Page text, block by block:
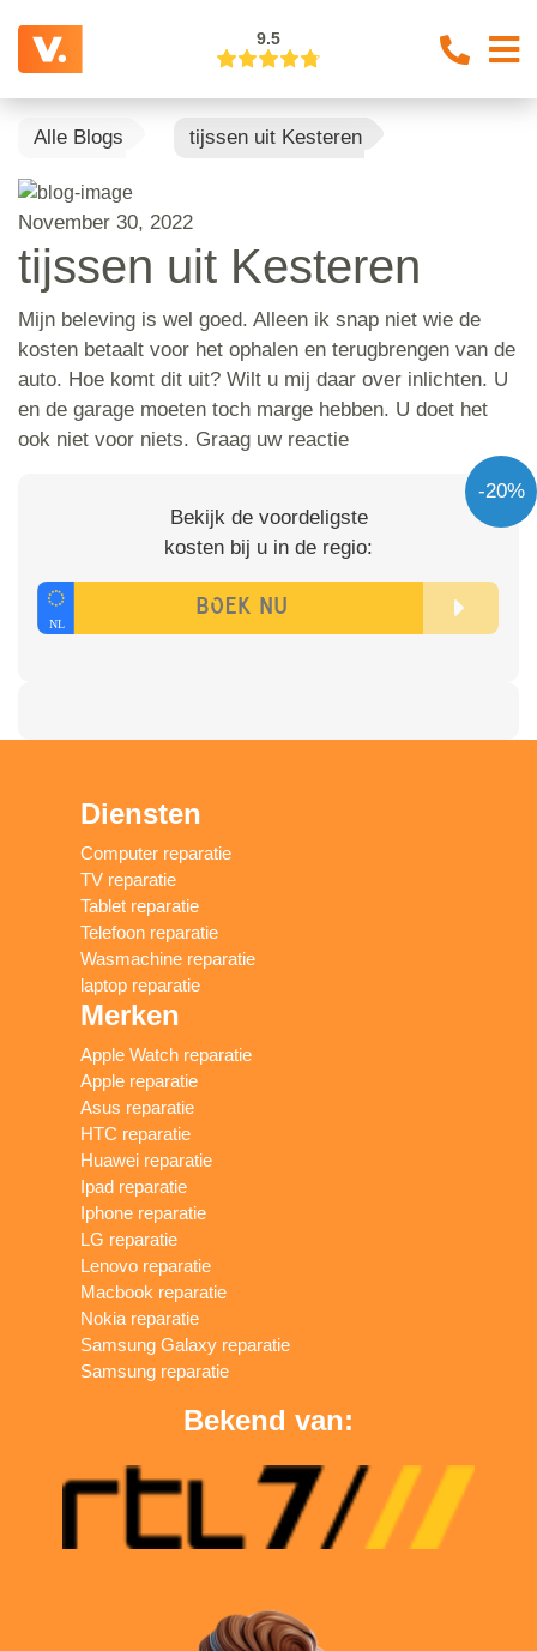
9.5
Alle Blogs tijssen uit Kesteren
November 30, 2022
tijssen uit Kesteren
Mijn beleving is wel goed. Alleen ik snap niet wie de
kosten betaalt voor het ophalen en terugbrengen van de
auto. Hoe komt dit uit? Wilt u mij daar over inlichten. U
en de garage moeten toch marge hebben. U doet het
ook niet voor niets. Graag uw reactie
-20%
Bekijk de voordeligste
kosten bij u in de regio:
Diensten
Computer reparatie
TV reparatie
Tablet reparatie
Telefoon reparatie
Wasmachine reparatie
laptop reparatie
Merken
Apple Watch reparatie
Apple reparatie
Asus reparatie
HTC reparatie
Huawei reparatie
Ipad reparatie
Iphone reparatie
LG reparatie
Lenovo reparatie
Macbook reparatie
Nokia reparatie
Samsung Galaxy reparatie
Samsung reparatie
Bekend van: